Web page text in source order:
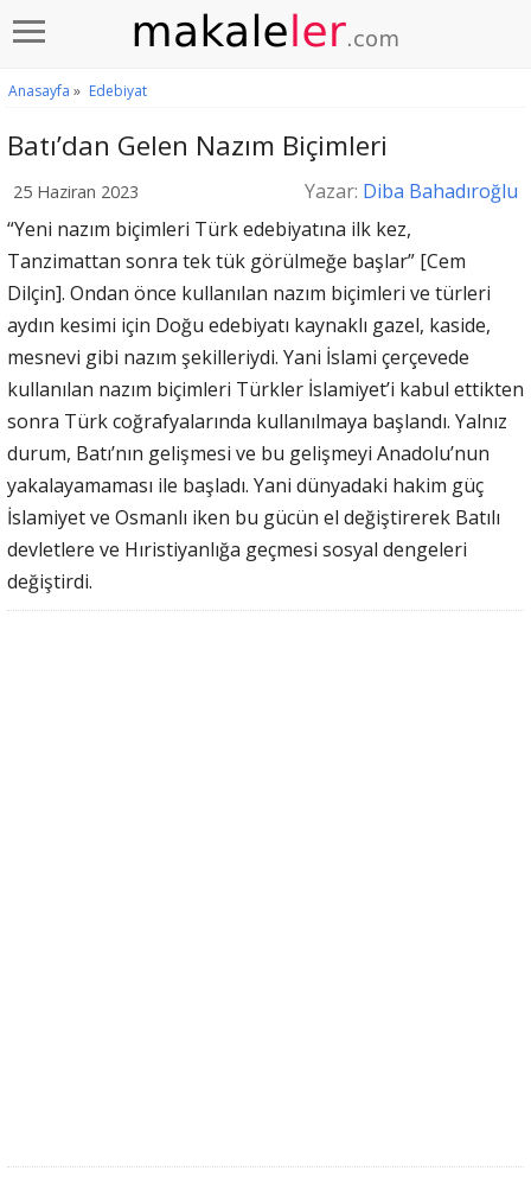
Anasayfa » Edebiyat
Batı’dan Gelen Nazım Biçimleri
25 Haziran 2023 Yazar: Diba Bahadıroğlu
“Yeni nazım biçimleri Türk edebiyatına ilk kez,
Tanzimattan sonra tek tük görülmeğe başlar” [Cem
Dilçin]. Ondan önce kullanılan nazım biçimleri ve türleri
aydın kesimi için Doğu edebiyatı kaynaklı gazel, kaside,
mesnevi gibi nazım şekilleriydi. Yani İslami çerçevede
kullanılan nazım biçimleri Türkler İslamiyet’i kabul ettikten
sonra Türk coğrafyalarında kullanılmaya başlandı. Yalnız
durum, Batı’nın gelişmesi ve bu gelişmeyi Anadolu’nun
yakalayamaması ile başladı. Yani dünyadaki hakim güç
İslamiyet ve Osmanlı iken bu gücün el değiştirerek Batılı
devletlere ve Hıristiyanlığa geçmesi sosyal dengeleri
değiştirdi.